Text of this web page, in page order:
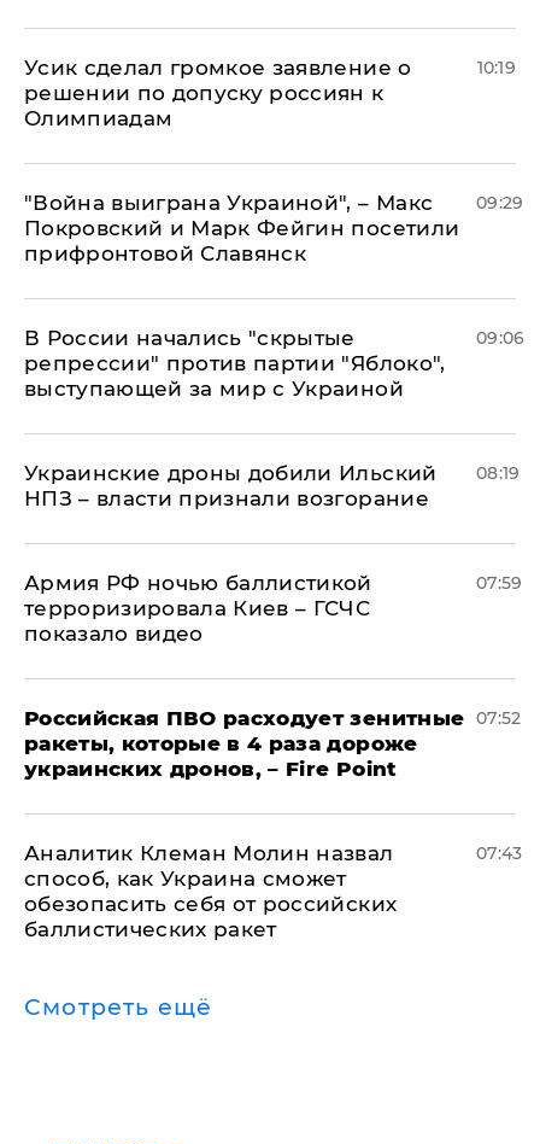
Усик сделал громкое заявление о
решении по допуску россиян к
Олимпиадам
10:19
"Война выиграна Украиной", – Макс
Покровский и Марк Фейгин посетили
прифронтовой Славянск
09:29
В России начались "скрытые
репрессии" против партии "Яблоко",
выступающей за мир с Украиной
09:06
Украинские дроны добили Ильский
НПЗ – власти признали возгорание
08:19
Армия РФ ночью баллистикой
терроризировала Киев – ГСЧС
показало видео
07:59
Российская ПВО расходует зенитные
ракеты, которые в 4 раза дороже
украинских дронов, – Fire Point
07:52
Аналитик Клеман Молин назвал
способ, как Украина сможет
обезопасить себя от российских
баллистических ракет
07:43
Смотреть ещё